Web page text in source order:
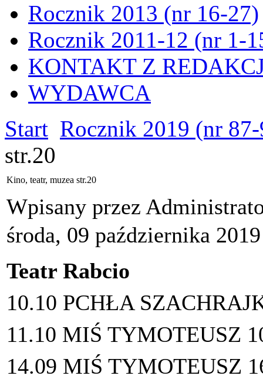
Rocznik 2013 (nr 16-27)
Rocznik 2011-12 (nr 1-
KONTAKT Z
WYDAWCA
Start Rocznik 2019 (nr
str.20
Kino, teatr, muzea str.20
Wpisany przez
środa, 09 października
Teatr Rabcio
10.10 PCHŁA
11.10 MIŚ TYMOTEUSZ
14.09 MIŚ TYMOTEUSZ